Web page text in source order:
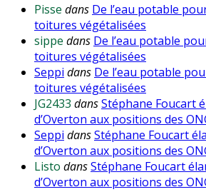
Pisse dans De l’eau potable
toitures végétalisées
sippe dans De l’eau potable
toitures végétalisées
Seppi dans De l’eau potable
toitures végétalisées
JG2433 dansStéphane Foucart
d’Overton aux positions des
Seppi dansStéphane Foucart
d’Overton aux positions des
Listo dansStéphane Foucart
d’Overton aux positions des